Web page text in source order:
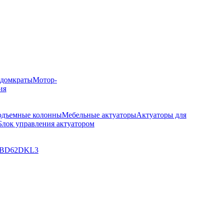
Мотор-
колонныМебельные актуаторыАктуаторы для
управления актуатором
DKL3